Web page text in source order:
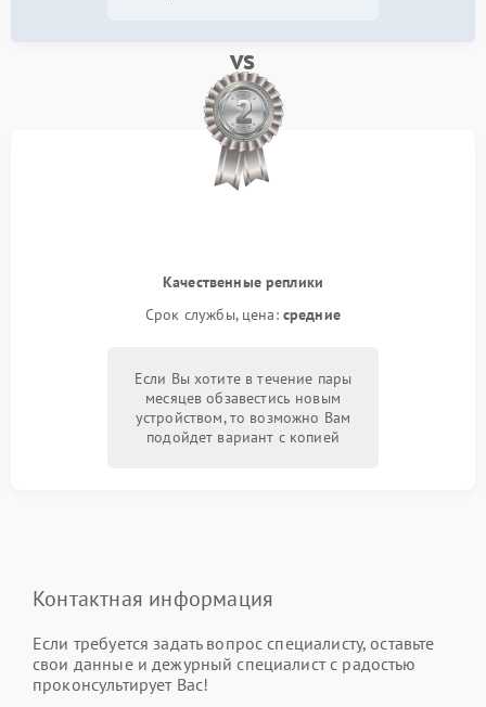
vs
Качественные реплики
Срок службы, цена: средние
Если Вы хотите в течение пары
месяцев обзавестись новым
устройством, то возможно Вам
подойдет вариант с копией
Контактная информация
Если требуется задать вопрос специалисту, оставьте
свои данные и дежурный специалист с радостью
проконсультирует Вас!